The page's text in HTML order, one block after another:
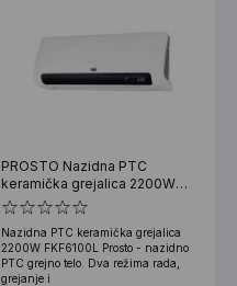
PROSTO Nazidna PTC
keramička grejalica 2200W
FKF6100L
Nazidna PTC keramička grejalica
2200W FKF6100L Prosto - nazidno
PTC grejno telo. Dva režima rada,
grejanje i